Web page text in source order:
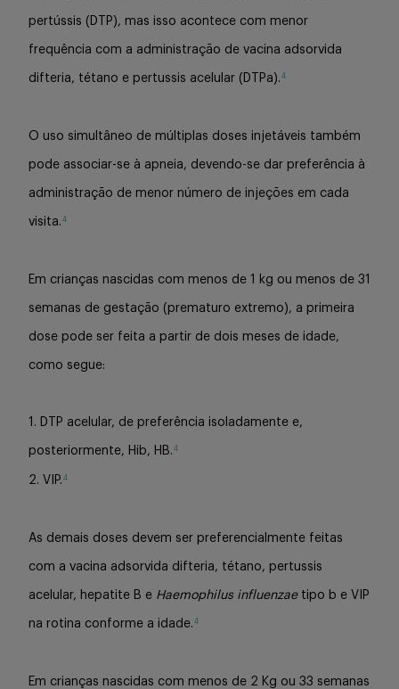
pertússis (DTP), mas isso acontece com menor
frequência com a administração de vacina adsorvida
difteria, tétano e pertussis acelular (DTPa). 4
O uso simultâneo de múltiplas doses injetáveis também
pode associar-se à apneia, devendo-se dar preferência à
administração de menor número de injeções em cada
visita. 4
Em crianças nascidas com menos de 1 kg ou menos de 31
semanas de gestação (prematuro extremo), a primeira
dose pode ser feita a partir de dois meses de idade,
como segue:
1. DTP acelular, de preferência isoladamente e,
posteriormente, Hib, HB. 4
2. VIP. 4
As demais doses devem ser preferencialmente feitas
com a vacina adsorvida difteria, tétano, pertussis
acelular, hepatite B e Haemophilus influenzaetipo b e VIP
na rotina conforme a idade. 4
Em crianças nascidas com menos de 2 Kg ou 33 semanas